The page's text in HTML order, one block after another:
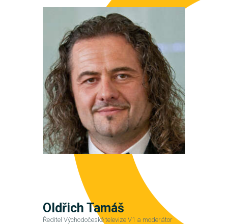
Oldřich Tamáš
Ředitel Východočeské televize V1 a moderátor